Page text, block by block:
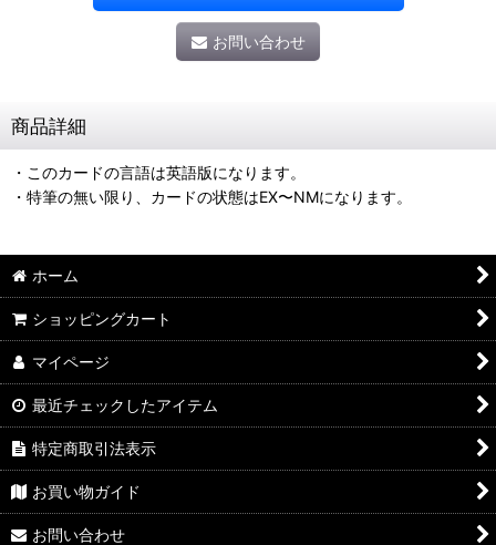
お問い合わせ
商品詳細
・このカードの言語は英語版になります。
・特筆の無い限り、カードの状態はEX〜NMになります。
ホーム
ショッピングカート
マイページ
最近チェックしたアイテム
特定商取引法表示
お買い物ガイド
お問い合わせ